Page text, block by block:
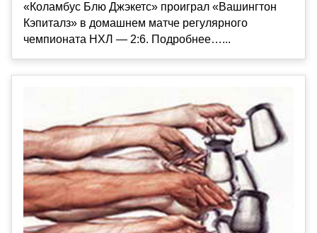
«Коламбус Блю Джэкетс» проиграл «Вашингтон
Кэпиталз» в домашнем матче регулярного
чемпионата НХЛ — 2:6. Подробнее…...